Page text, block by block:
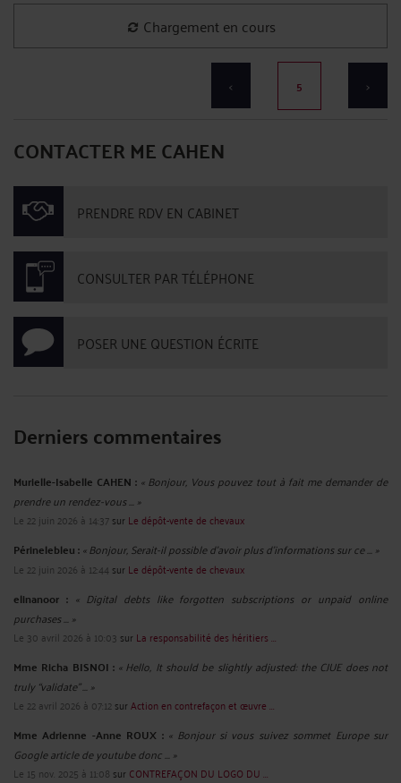
Chargement en cours
< 5 >
CONTACTER ME CAHEN
PRENDRE RDV EN CABINET
CONSULTER PAR TÉLÉPHONE
POSER UNE QUESTION ÉCRITE
Derniers commentaires
Murielle-Isabelle CAHEN : « Bonjour, Vous pouvez tout à fait me demander de
prendre un rendez-vous ... »
Le 22 juin 2026 à 14:37sur Le dépôt-vente de chevaux
Périnelebleu :« Bonjour, Serait-il possible d'avoir plus d'informations sur ce ... »
Le 22 juin 2026 à 12:44 sur Le dépôt-vente de chevaux
elinanoor : « Digital debts like forgotten subscriptions or unpaid online
purchases ... »
Le 30 avril 2026 à 10:03 sur La responsabilité des héritiers ...
Mme Richa BISNOI : « Hello, It should be slightly adjusted: the CJUE does not
truly “validate” ... »
Le 22 avril 2026 à 07:12surAction en contrefaçon et œuvre ...
Mme Adrienne -Anne ROUX : « Bonjour si vous suivez sommet Europe sur
Google article de youtube donc ... »
Le 15 nov. 2025 à 11:08 sur CONTREFAÇON DU LOGO DU ...